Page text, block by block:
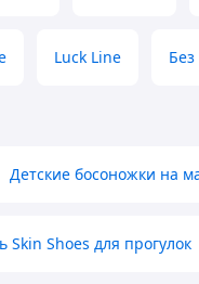
Luck Line
Детские босоножки на
Skin Shoes для прогулок